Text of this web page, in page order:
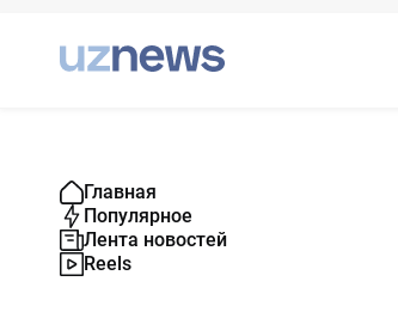
Главная
Популярное
Лента новостей
Reels